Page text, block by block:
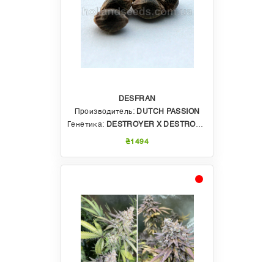
DESFRAN
Производитель: DUTCH PASSION
Генетика: DESTROYER X DESTROYER
₴1494